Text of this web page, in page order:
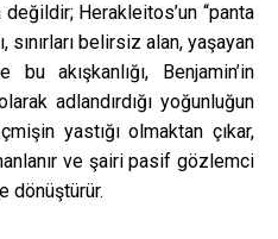
Herakleitos’un “panta
sınırları belirsiz alan, yaşayan
akışkanlığı, Benjamin’in
adlandırdığı yoğunluğun
yastığı olmaktan çıkar,
ve şairi pasif gözlemci
dönüştürür.